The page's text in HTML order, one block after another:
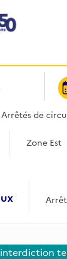
Arrêtés de
Zone Est